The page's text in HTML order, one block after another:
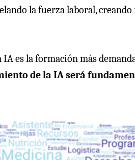
la fuerza laboral,
IA es la formación más
de la IA será